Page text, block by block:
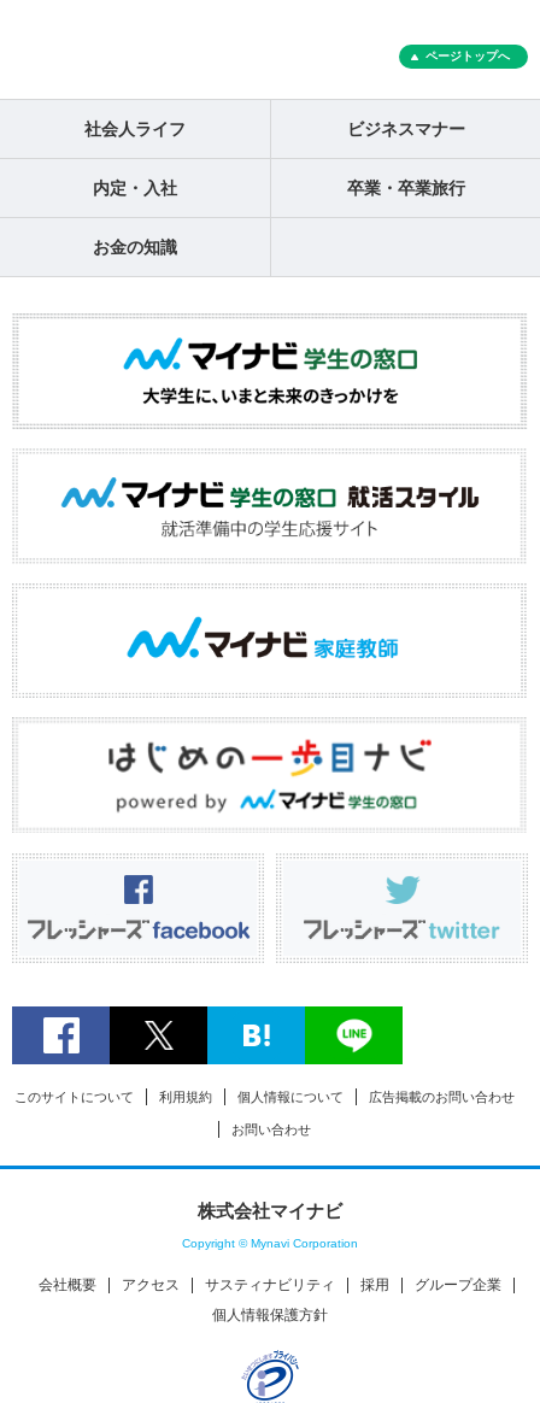
ページトップへ
社会人ライフ ビジネスマナー
内定・入社 卒業・卒業旅行
お金の知識
このサイトについて 利用規約 個人情報について 広告掲載のお問い合わせ
お問い合わせ
株式会社マイナビ
Copyright © Mynavi Corporation
会社概要 アクセス サスティナビリティ 採用
グループ企業
個人情報保護方針